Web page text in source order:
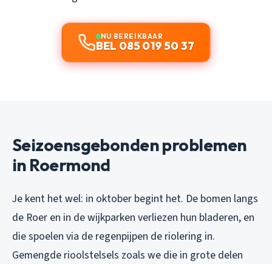
NU BEREIKBAAR
BEL 085 019 50 37
Seizoensgebonden problemen
in Roermond
Je kent het wel: in oktober begint het. De bomen langs
de Roer en in de wijkparken verliezen hun bladeren, en
die spoelen via de regenpijpen de riolering in.
Gemengde rioolstelsels zoals we die in grote delen